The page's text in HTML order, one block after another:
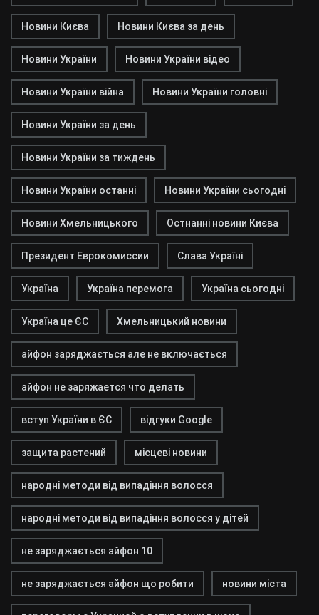
Новини Києва Новини Києва за день
Новини України Новини України відео
Новини України війна Новини України головні
Новини України за день
Новини України за тиждень
Новини України останні Новини України сьогодні
Новини Хмельницького Остнанні новини Києва
Президент Еврокомиссии Слава Україні
Україна Україна перемога Україна сьогодні
Україна це ЄС Хмельницький новини
айфон заряджається але не включається
айфон не заряжается что делать
вступ України в ЄС відгуки Google
защита растений місцеві новини
народні методи від випадіння волосся
народні методи від випадіння волосся у дітей
не заряджається айфон 10
не заряджається айфон що робити новини міста